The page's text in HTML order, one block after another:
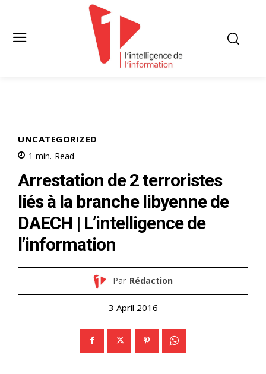
UNCATEGORIZED
1 min. Read
Arrestation de 2 terroristes
liés à la branche libyenne de
DAECH | L’intelligence de
l’information
Par Rédaction
3 April 2016